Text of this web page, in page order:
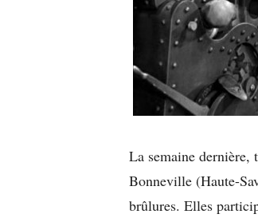
La semaine dernière,
Bonneville (Haute-
brûlures. Elles